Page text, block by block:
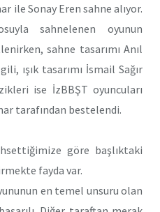
ile Sonay Eren sahne alıyor.
sahnelenen oyunun
sahne tasarımı Anıl
ışık tasarımı İsmail Sağır
ise İzBBŞT oyuncuları
tarafından bestelendi.
göre başlıktaki
fayda var.
en temel unsuru olan